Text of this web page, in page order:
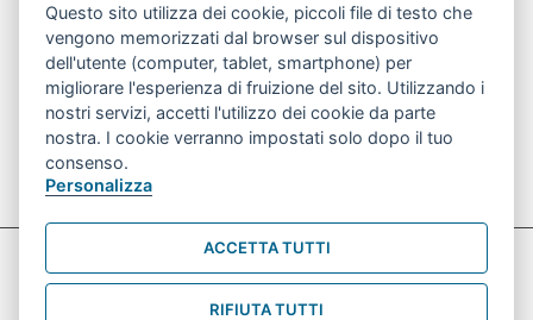
Trova l'infopoint
più vicino
Chiama il call
center
800078611
Contatto cantiere per emergenze nei giorni festivi
o nelle ore notturne:366 65 36 063
Preferenze Cookie prova
Informativa sul trattamento dei dati personali
Questo sito utilizza dei cookie, piccoli file di testo che
vengono memorizzati dal browser sul dispositivo
dell'utente (computer, tablet, smartphone) per
migliorare l'esperienza di fruizione del sito. Utilizzando i
nostri servizi, accetti l'utilizzo dei cookie da parte
nostra. I cookie verranno impostati solo dopo il tuo
consenso.
Personalizza
ACCETTA TUTTI
RIFIUTA TUTTI